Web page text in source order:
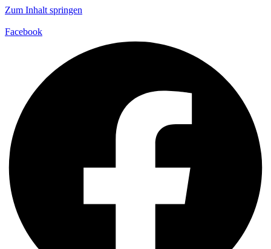
Zum Inhalt springen
Facebook